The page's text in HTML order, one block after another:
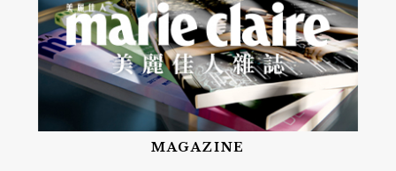
MAGAZINE